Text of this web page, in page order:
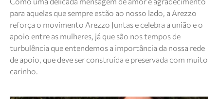
para aquelas que sempre estão ao nosso lado, a Arezzo
reforça o movimento Arezzo Juntas e celebra a união e o
apoio entre as mulheres, já que são nos tempos de
turbulência que entendemos a importância da nossa rede
de apoio, que deve ser construída e preservada com muito
carinho.